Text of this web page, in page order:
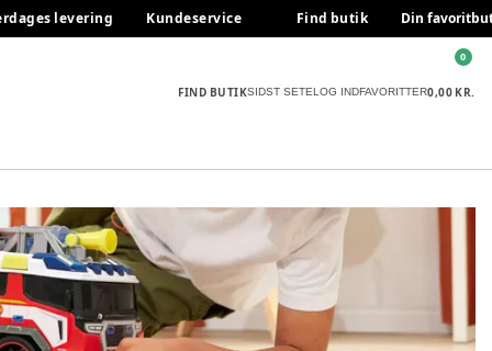
levering Kundeservice Find butik Din
FIND BUTIKSIDST SETELOG INDFAVORITTER0,00 KR.
0